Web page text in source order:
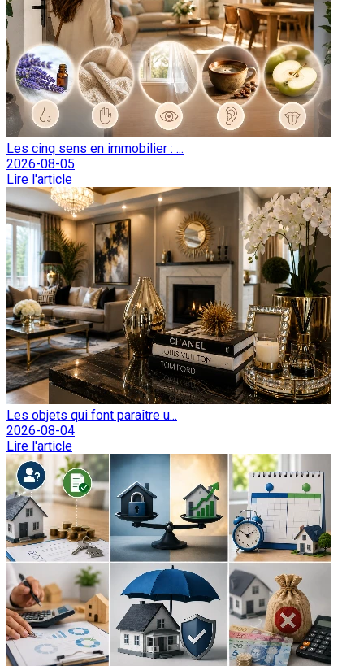
Les cinq sens en immobilier : ...
2026-08-05
Lire l'article
Les objets qui font paraître u...
2026-08-04
Lire l'article